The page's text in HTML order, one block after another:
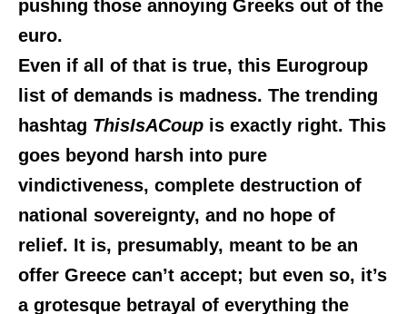
pushing those annoying Greeks out of the
euro.
Even if all of that is true, this Eurogroup
list of demands is madness. The trending
hashtag ThisIsACoup is exactly right. This
goes beyond harsh into pure
vindictiveness, complete destruction of
national sovereignty, and no hope of
relief. It is, presumably, meant to be an
offer Greece can’t accept; but even so, it’s
a grotesque betrayal of everything the